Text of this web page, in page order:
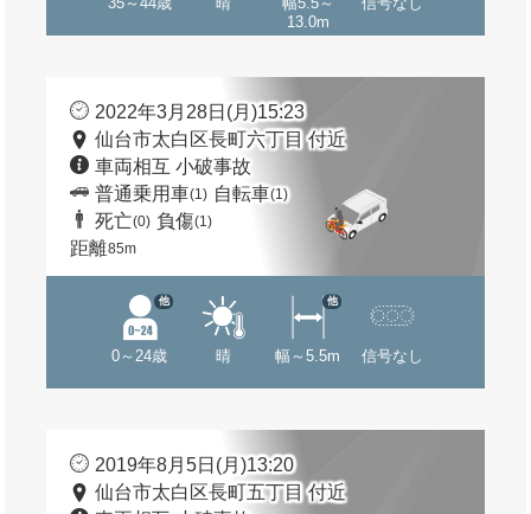
13.0m
2022年3月28日(月)15:23
仙台市太白区長町六丁目 付近
車両相互 小破事故
普通乗用車(1) 自転車(1)
死亡(0) 負傷(1)
距離85m
0～24歳
他
晴 幅～5.5m
他
信号なし
2019年8月5日(月)13:20
仙台市太白区長町五丁目 付近